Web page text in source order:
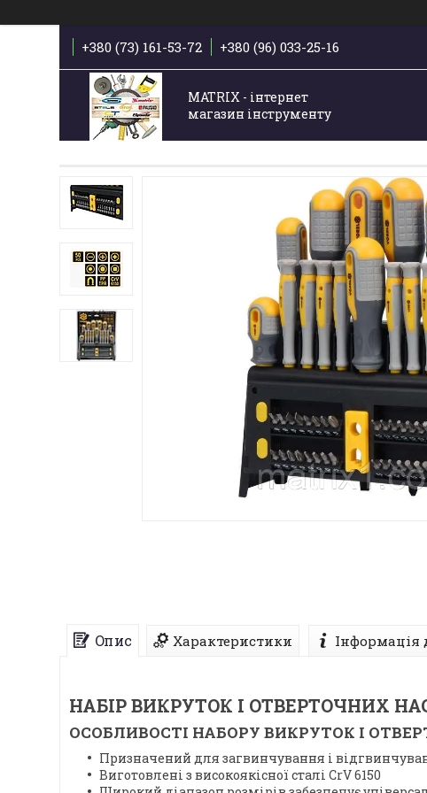
+380 (73) 161-53-72 +380 (96) 033-25-16
MATRIX - інтернет
магазин інструменту
Опис Характеристики Інформація
НАБІР ВИКРУТОК І ОТВЕРТОЧНИХ
ОСОБЛИВОСТІ НАБОРУ ВИКРУТОК І
Призначений для загвинчування і
Виготовлені з високоякісної сталі CrV 6150